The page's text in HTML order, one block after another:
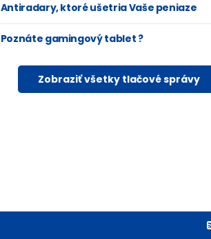
Antiradary, ktoré ušetria Vaše peniaze
Poznáte gamingový tablet ?
Zobraziť všetky tlačové správy